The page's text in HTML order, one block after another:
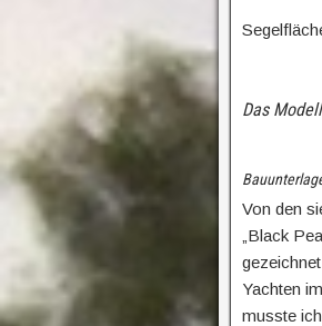
Das
Von den
„Black
Yachten
musste